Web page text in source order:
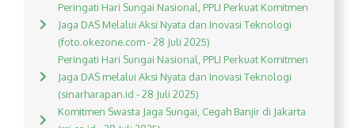
Peringati Hari Sungai Nasional, PPLI Perkuat Komitmen
Jaga DAS Melalui Aksi Nyata dan Inovasi Teknologi
(foto.okezone.com - 28 Juli 2025)
Peringati Hari Sungai Nasional, PPLI Perkuat Komitmen
Jaga DAS melalui Aksi Nyata dan Inovasi Teknologi
(sinarharapan.id - 28 Juli 2025)
Komitmen Swasta Jaga Sungai, Cegah Banjir di Jakarta